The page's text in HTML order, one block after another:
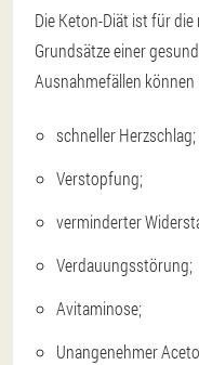
Die Keton-Diät ist für
Grundsätze einer
Ausnahmefällen
schneller Herzschlag;
Verstopfung;
verminderter
Verdauungsstörung;
Avitaminose;
Unangenehmer